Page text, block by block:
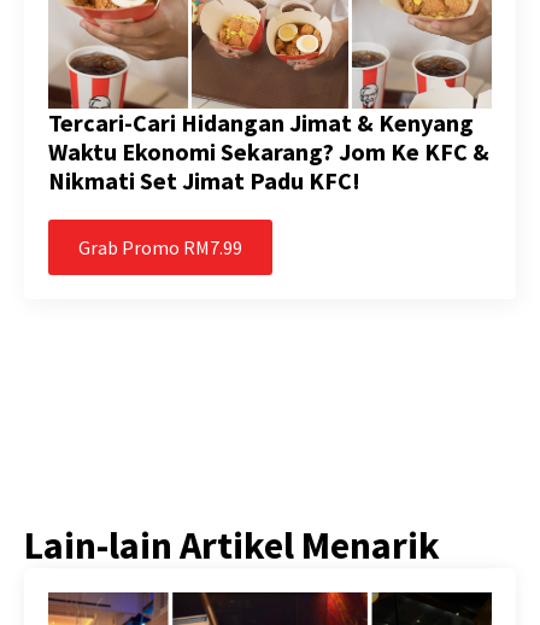
Tercari-Cari Hidangan Jimat & Kenyang
Waktu Ekonomi Sekarang? Jom Ke KFC &
Nikmati Set Jimat Padu KFC!
Grab Promo RM7.99
Lain-lain Artikel Menarik